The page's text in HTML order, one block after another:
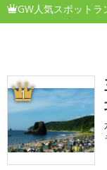
GW人気スポットラ
1